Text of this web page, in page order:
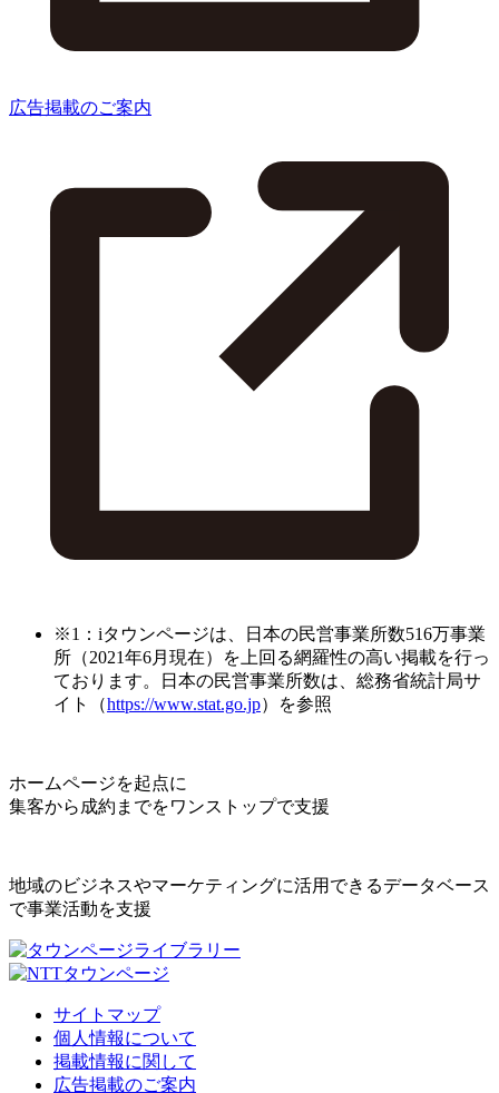
広告掲載のご案内
※1：iタウンページは、日本の民営事業所数516万事業
所（2021年6月現在）を上回る網羅性の高い掲載を行っ
ております。日本の民営事業所数は、総務省統計局サ
イト（https://www.stat.go.jp）を参照
ホームページを起点に
集客から成約までをワンストップで支援
地域のビジネスやマーケティングに活用できるデータベース
で事業活動を支援
サイトマップ
個人情報について
掲載情報に関して
広告掲載のご案内